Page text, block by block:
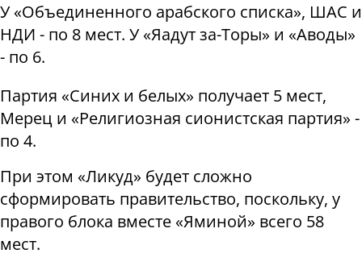
У «Объединенного арабского списка», ШАС и
НДИ - по 8 мест. У «Яадут за-Торы» и «Аводы»
- по 6.
Партия «Синих и белых» получает 5 мест,
Мерец и «Религиозная сионистская партия» -
по 4.
При этом «Ликуд» будет сложно
сформировать правительство, поскольку, у
правого блока вместе «Яминой» всего 58
мест.